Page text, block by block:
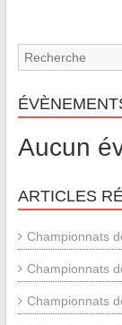
Aucun
ARTICLES
Championnats
Championnats
Championnats